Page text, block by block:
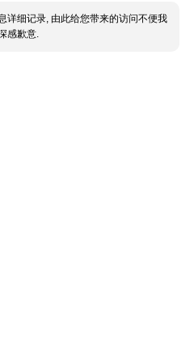
详细记录, 由此给您带来的访问不便我
感歉意.